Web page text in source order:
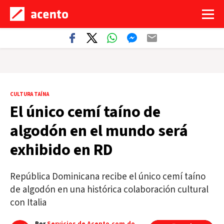
CULTURA TAÍNA
El único cemí taíno de
algodón en el mundo será
exhibido en RD
República Dominicana recibe el único cemí taíno
de algodón en una histórica colaboración cultural
con Italia